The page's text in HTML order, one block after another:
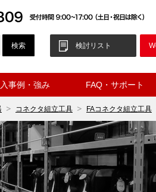
検討リスト
事例・強み FAQ・サポート
コネクタ組立工具 FAコネクタ組立工具